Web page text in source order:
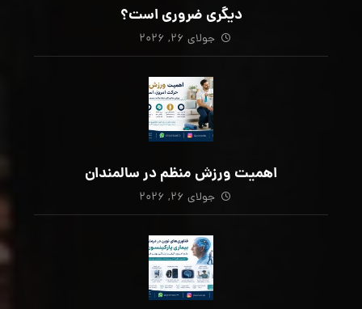
دیگری ضروری است؟
جولای ۲۶, ۲۰۲۶
اهمیت ورزش منظم در سالمندان
جولای ۲۶, ۲۰۲۶